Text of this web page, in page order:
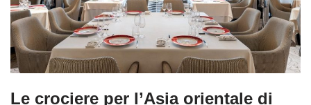
Le crociere per l’Asia orientale di